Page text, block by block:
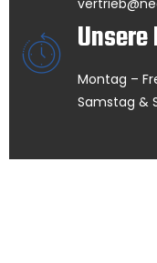
Montag –
Samstag &